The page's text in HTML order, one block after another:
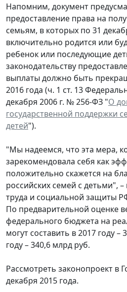
Напомним, документ
предоставление права на
семьям, в которых по 31
включительно родится или
ребенок или последующие
законодательству
выплаты должно быть
2016 года (ч. 1 ст. 13
декабря 2006 г. № 256-ФЗ "О
государственной поддержки
детей").
"Мы надеемся, что эта мера,
зарекомендовала себя как
положительно скажется на
российских семей с детьми",
труда и социальной защиты
По предварительной оценке
федерального бюджета на
могут составить в 2017 году –
году – 340,6 млрд руб.
Рассмотреть законопроект в
декабря 2015 года.